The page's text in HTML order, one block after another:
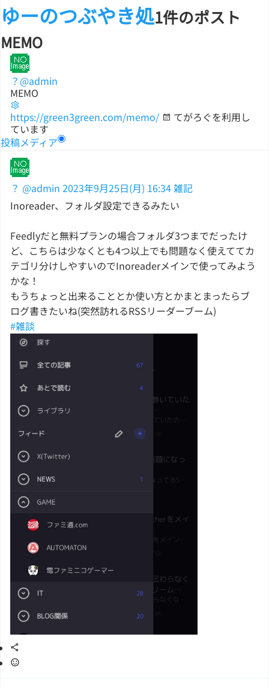
ゆーのつぶやき処1件のポスト
MEMO
？ @admin
MEMO
https://green3green.com/memo/
てがろぐを利用し
ています
投稿メディア
？ @admin 2023年9月25日(月) 16:34雑記
Inoreader、フォルダ設定できるみたい
Feedlyだと無料プランの場合フォルダ3つまでだったけ
ど、こちらは少なくとも4つ以上でも問題なく使えててカ
テゴリ分けしやすいのでInoreaderメインで使ってみよう
かな！
もうちょっと出来ることとか使い方とかまとまったらブ
ログ書きたいね(突然訪れるRSSリーダーブーム)
#雑談